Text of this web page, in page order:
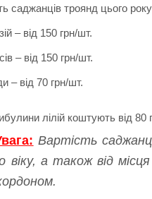
саджанців троянд цього
– від 150 грн/шт.
– від 150 грн/шт.
– від 70 грн/шт.
лілій коштують від 80
Вартість
віку, а також від